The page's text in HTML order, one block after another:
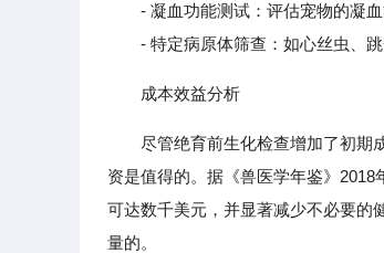
- 凝血功能测试：评估宠物的凝血
- 特定病原体筛查：如心丝虫、跳
成本效益分析
尽管绝育前生化检查增加了初期
资是值得的。据《兽医学年鉴》
可达数千美元，并显著减少不必要的
量的。